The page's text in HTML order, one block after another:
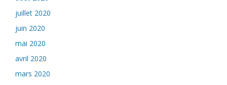
juillet 2020
juin 2020
mai 2020
avril 2020
mars 2020